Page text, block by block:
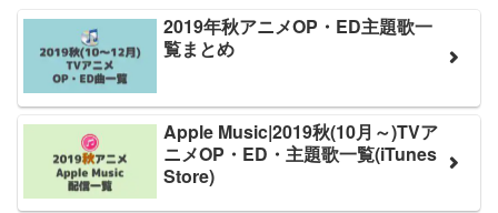
2019年秋アニメOP・ED主題歌一
覧まとめ
Apple Music|2019秋(10月～)TVア
ニメOP・ED・主題歌一覧(iTunes
Store)